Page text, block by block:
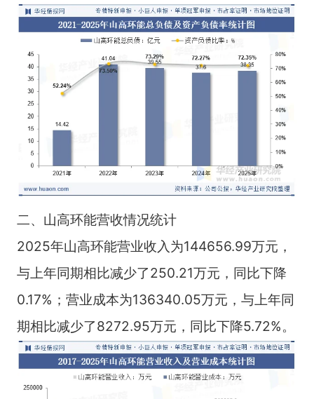
二、山高环能营收情况统计
2025年山高环能营业收入为144656.99万元，
与上年同期相比减少了250.21万元，同比下降
0.17%；营业成本为136340.05万元，与上年同
期相比减少了8272.95万元，同比下降5.72%。